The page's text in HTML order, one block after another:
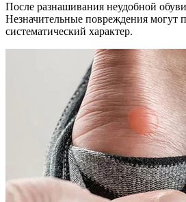
После разнашивания неудобной
Незначительные повреждения могут
систематический характер.